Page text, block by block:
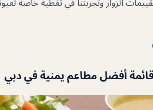
الزوار وتجربتنا في تغطية خاصة